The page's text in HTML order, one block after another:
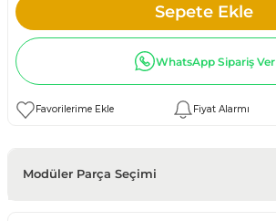
Sepete Ekle
WhatsApp Sipariş Ver
Fiyat Alarmı
Modüler Parça Seçimi